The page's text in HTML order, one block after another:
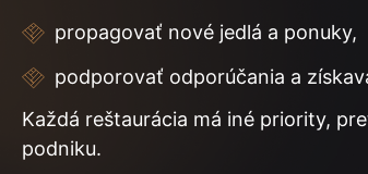
propagovať nové jedlá a ponuky,
podporovať odporúčania a
Každá reštaurácia má iné priority,
podniku.